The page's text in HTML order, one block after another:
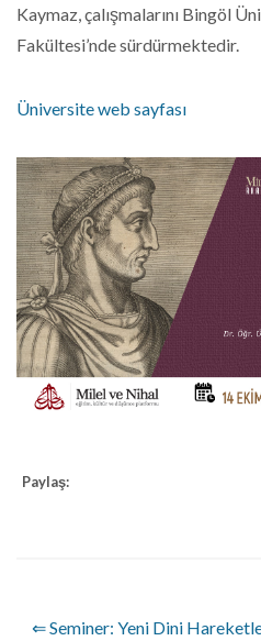
Kaymaz, çalışmalarını Bingöl
Fakültesi’nde sürdürmektedir.
Üniversite web sayfası
Paylaş:
⇐ Seminer: Yeni Dini